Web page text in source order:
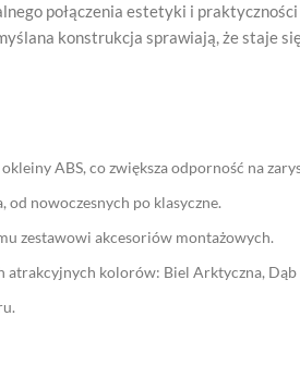
połączenia estetyki i
konstrukcja sprawiają, że staje
ABS, co zwiększa odporność na
nowoczesnych po klasyczne.
zestawowi akcesoriów montażowych.
atrakcyjnych kolorów: Biel Arktyczna,